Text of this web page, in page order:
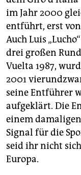
im Jahr 2000
entführt, erst
Auch Luis
drei großen
Vuelta 1987,
2001
seine Entführer
aufgeklärt. Die
einem
Signal für die
seid ihr nicht
Europa.